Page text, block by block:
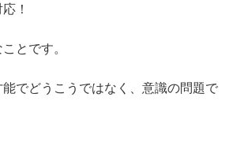
！
とです。
でどうこうではなく、意識の問題で